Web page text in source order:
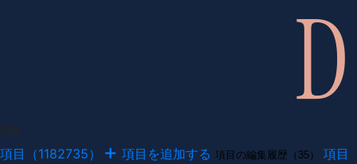
項目（1182735） 項目を追加する 項目の編集履歴（35）
項目